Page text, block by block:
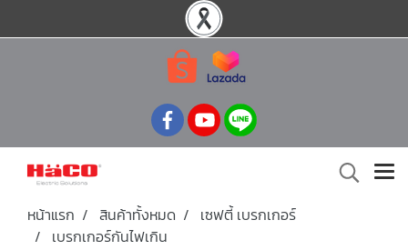
หน้าแรก สินค้าทั้งหมด
เซฟตี้ เบรกเกอร์
เบรกเกอร์กันไฟเกิน